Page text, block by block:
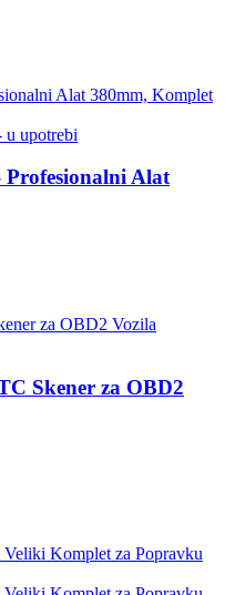
Alat
Skener za OBD2